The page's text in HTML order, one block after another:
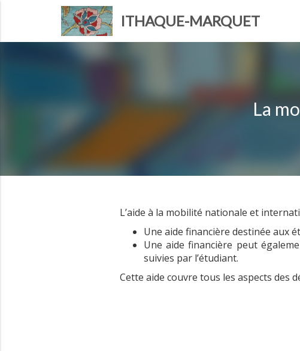
ITHAQUE-MARQUET
La
L’aide à la mobilité nationale et
Une aide financière destinée aux
Une aide financière peut
suivies par l’étudiant.
Cette aide couvre tous les aspects des